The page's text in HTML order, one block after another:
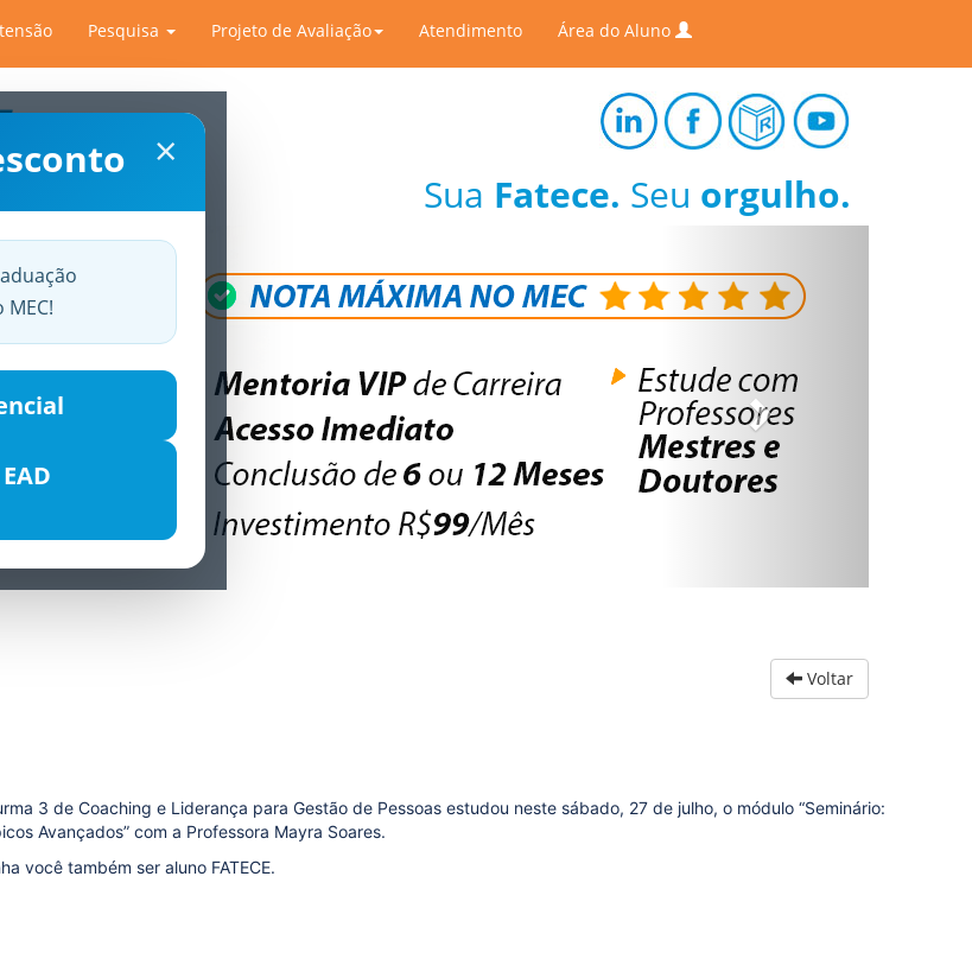
Pesquisa Projeto de Avaliação Atendimento Área do Aluno
×
Sua Fatece. Seu orgulho.
Voltar
3 de Coaching e Liderança para Gestão de Pessoas estudou neste sábado, 27 de julho, o módulo “Seminário:
Avançados” com a Professora Mayra Soares.
você também ser aluno FATECE.